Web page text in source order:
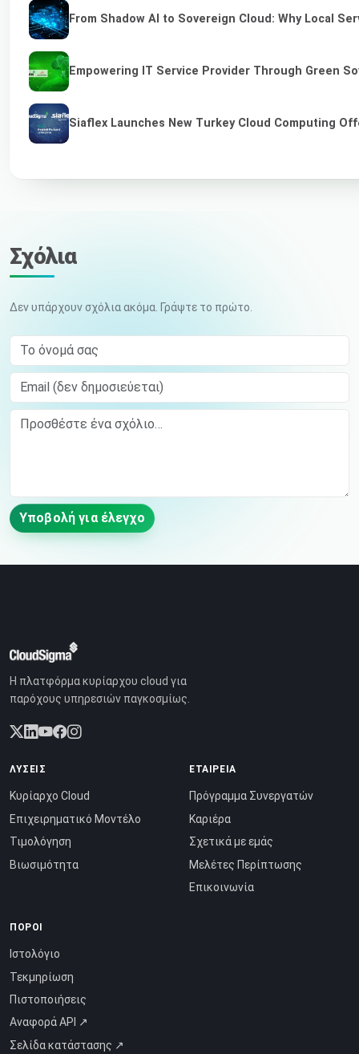
From Shadow AI to Sovereign Cloud: Why Local
Empowering IT Service Provider Through Green
Siaflex Launches New Turkey Cloud Computing
Σχόλια
Δεν υπάρχουν σχόλια ακόμα. Γράψτε το πρώτο.
Το όνομά σας
Email (δεν δημοσιεύεται)
Comment
Υποβολή για έλεγχο
Η πλατφόρμα κυρίαρχου cloud για
παρόχους υπηρεσιών παγκοσμίως.
ΛΎΣΕΙΣ
Κυρίαρχο Cloud
Επιχειρηματικό Μοντέλο
Τιμολόγηση
Βιωσιμότητα
ΕΤΑΙΡΕΊΑ
Πρόγραμμα Συνεργατών
Καριέρα
Σχετικά με εμάς
Μελέτες Περίπτωσης
Επικοινωνία
ΠΌΡΟΙ
Ιστολόγιο
Τεκμηρίωση
Πιστοποιήσεις
Αναφορά API ↗
Σελίδα κατάστασης ↗